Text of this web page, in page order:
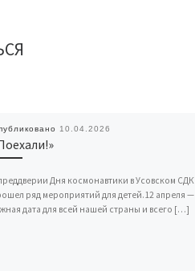
10.04.2026
Дня космонавтики в Усовском СДК
ряд мероприятий для детей.12 апреля —
дата для всей нашей страны и всего […]